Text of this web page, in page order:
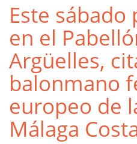
Este
en el
Argüelles,
balonmano
europeo de
Málaga